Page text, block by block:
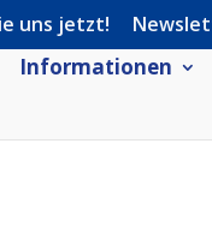
uns jetzt!
Informationen